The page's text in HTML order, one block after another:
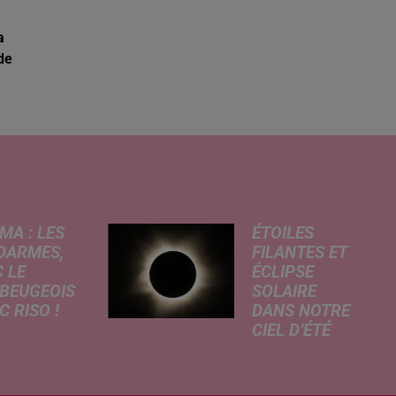
: LES
LE
RISO !
ÉTOILES
FILANTES ET
ÉCLIPSE
SOLAIRE
DANS NOTRE
CIEL D’ÉTÉ